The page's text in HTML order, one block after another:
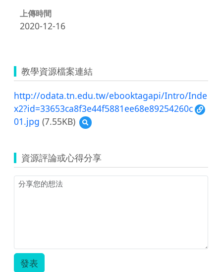
上傳時間
2020-12-16
教學資源檔案連結
http://odata.tn.edu.tw/ebooktagapi/Intro/Inde
x2?id=33653ca8f3e44f5881ee68e89254260c
01.jpg (7.55KB)
預
覽
資源評論或心得分享
發表